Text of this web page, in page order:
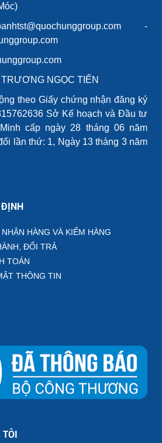
-
NGỌC TIẾN
theo Giấy chứng nhận đăng ký
Sở Kế hoạch và Đầu tư
cấp ngày 28 tháng 06 năm
lần thứ: 1, Ngày 13 tháng 3 năm
ĐỊNH
HÀNG VÀ KIỂM HÀNG
ĐỔI TRẢ
TOÁN
THÔNG TIN
TÔI